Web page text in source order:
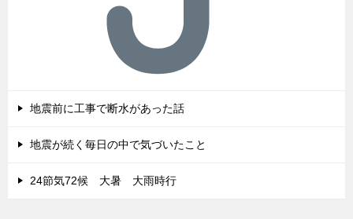
地震前に工事で断水があった話
地震が続く毎日の中で気づいたこと
24節気72候 大暑 大雨時行